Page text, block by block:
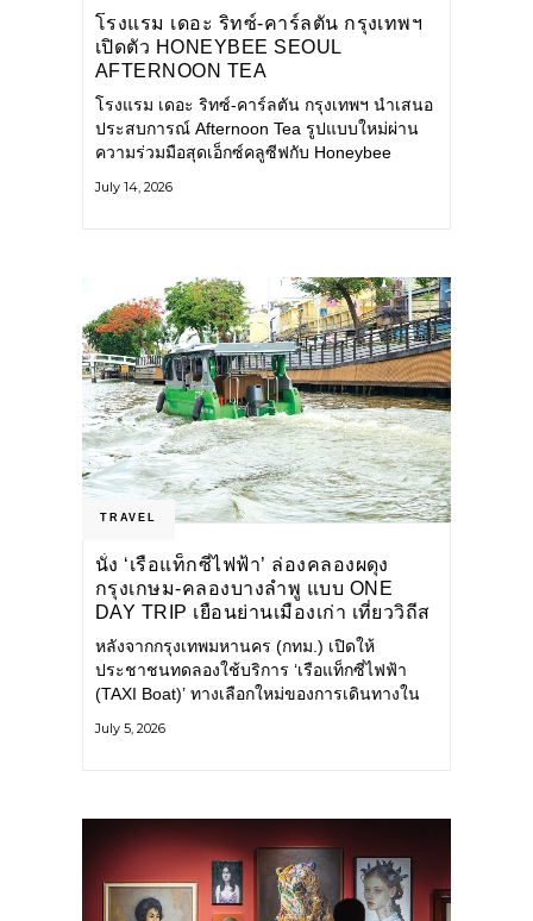
โรงแรม เดอะ ริทซ์-คาร์ลตัน กรุงเทพฯ
เปิดตัว HONEYBEE SEOUL
AFTERNOON TEA
COLLABORATION ณ คาเลโอ
(CALEŌ) ชวนสัมผัสเสน่ห์ของขนม
หวานร่วมสมัยจากกรุงโซล
โรงแรม เดอะ ริทซ์-คาร์ลตัน กรุงเทพฯ นำเสนอ
ประสบการณ์ Afternoon Tea รูปแบบใหม่ผ่าน
ความร่วมมือสุดเอ็กซ์คลูซีฟกับ Honeybee
ดังจากกรุงโซล นำโดยเชฟอึนจอง
July 14, 2026
TRAVEL
นั่ง ‘เรือแท็กซี่ไฟฟ้า’ ล่องคลองผดุง
กรุงเกษม-คลองบางลำพู แบบ ONE
DAY TRIP เยือนย่านเมืองเก่า เที่ยววิถีส
โลว์ไลฟ์แบบรักษ์โลก
หลังจากกรุงเทพมหานคร (กทม.) เปิดให้
ประชาชนทดลองใช้บริการ ‘เรือแท็กซี่ไฟฟ้า
(TAXI Boat)’ ทางเลือกใหม่ของการเดินทางใน
แวดล้อม ผ่านแอปพลิเคชัน MuvMi (มูฟมี)
July 5, 2026